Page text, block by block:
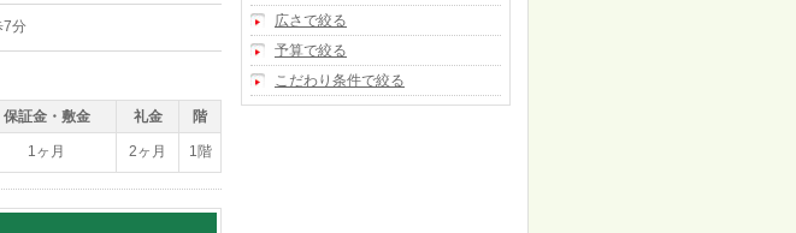
7分
保証金・敷金 礼金 階
1ヶ月 2ヶ月 1階
広さで絞る
予算で絞る
こだわり条件で絞る